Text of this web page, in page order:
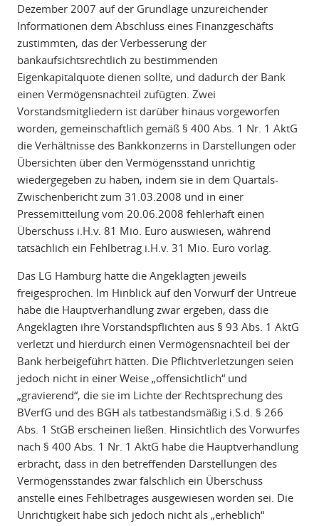
Dezember 2007 auf der Grundlage unzureichender
Informationen dem Abschluss eines Finanzgeschäfts
zustimmten, das der Verbesserung der
bankaufsichtsrechtlich zu bestimmenden
Eigenkapitalquote dienen sollte, und dadurch der Bank
einen Vermögensnachteil zufügten. Zwei
Vorstandsmitgliedern ist darüber hinaus vorgeworfen
worden, gemeinschaftlich gemäß § 400 Abs. 1 Nr. 1 AktG
die Verhältnisse des Bankkonzerns in Darstellungen oder
Übersichten über den Vermögensstand unrichtig
wiedergegeben zu haben, indem sie in dem Quartals-
Zwischenbericht zum 31.03.2008 und in einer
Pressemitteilung vom 20.06.2008 fehlerhaft einen
Überschuss i.H.v. 81 Mio. Euro auswiesen, während
tatsächlich ein Fehlbetrag i.H.v. 31 Mio. Euro vorlag.
Das LG Hamburg hatte die Angeklagten jeweils
freigesprochen. lm Hinblick auf den Vorwurf der Untreue
habe die Hauptverhandlung zwar ergeben, dass die
Angeklagten ihre Vorstandspflichten aus § 93 Abs. 1 AktG
verletzt und hierdurch einen Vermögensnachteil bei der
Bank herbeigeführt hätten. Die Pflichtverletzungen seien
jedoch nicht in einer Weise „offensichtlich“ und
„gravierend“, die sie im Lichte der Rechtsprechung des
BVerfG und des BGH als tatbestandsmäßig i.S.d. § 266
Abs. 1 StGB erscheinen ließen. Hinsichtlich des Vorwurfes
nach § 400 Abs. 1 Nr. 1 AktG habe die Hauptverhandlung
erbracht, dass in den betreffenden Darstellungen des
Vermögensstandes zwar fälschlich ein Überschuss
anstelle eines Fehlbetrages ausgewiesen worden sei. Die
Unrichtigkeit habe sich jedoch nicht als „erheblich“